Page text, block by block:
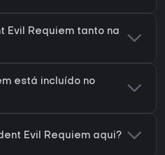
Evil Requiem tanto na
está incluído no
Evil Requiem aqui?